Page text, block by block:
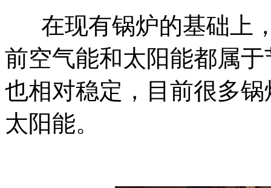
在现有锅炉的基础上
前空气能和太阳能都属
也相对稳定，目前很多
太阳能。